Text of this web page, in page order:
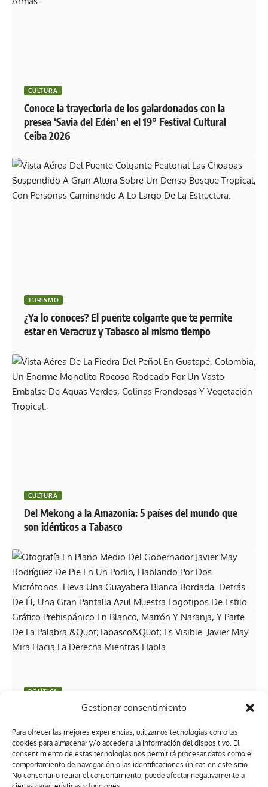
Gestionar consentimiento
Para ofrecer las mejores experiencias, utilizamos tecnologías como las
cookies para almacenar y/o acceder a la información del dispositivo. El
consentimiento de estas tecnologías nos permitirá procesar datos como el
comportamiento de navegación o las identificaciones únicas en este sitio.
No consentir o retirar el consentimiento, puede afectar negativamente a
CULTURA
Conoce la trayectoria de los galardonados con la
presea ‘Savia del Edén’ en el 19° Festival Cultural
Ceiba 2026
TURISMO
¿Ya lo conoces? El puente colgante que te permite
estar en Veracruz y Tabasco al mismo tiempo
CULTURA
Del Mekong a la Amazonia: 5 países del mundo que
son idénticos a Tabasco
POLÍTICA
Javier May anuncia avances en el C5, eventos